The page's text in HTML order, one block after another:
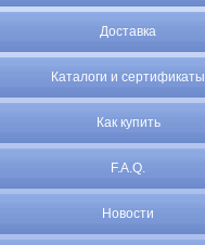
Доставка
Каталоги и сертификаты
Как купить
F.A.Q.
Новости